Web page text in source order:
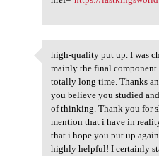
high-quality put up. I
high-quality put up. I was
mainly the final component
totally long time. Thanks
you believe you studied
of thinking. Thank you for
mention that i have in
that i hope you put up
highly helpful! I certainly